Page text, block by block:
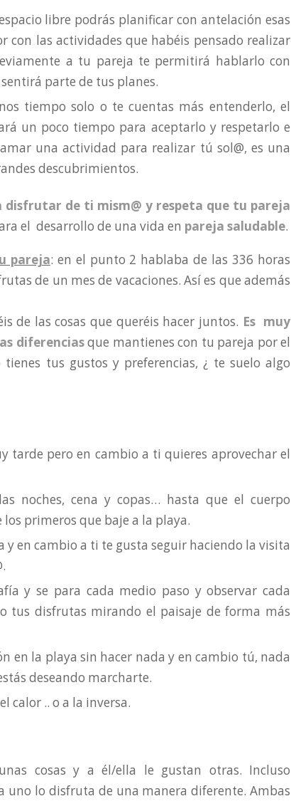
libre podrás planificar con antelación esas
con las actividades que habéis pensado realizar
a tu pareja te permitirá hablarlo con
parte de tus planes.
tiempo solo o te cuentas más entenderlo, el
un poco tiempo para aceptarlo y respetarlo e
una actividad para realizar tú sol@, es una
descubrimientos.
disfrutar de ti mism@ y respeta que tu pareja
el desarrollo de una vida en pareja saludable.
pareja: en el punto 2 hablaba de las 336 horas
de un mes de vacaciones. Así es que además
de las cosas que queréis hacer juntos. Es muy
diferenciasque mantienes con tu pareja por el
tus gustos y preferencias, ¿ te suelo algo
tarde pero en cambio a ti quieres aprovechar el
noches, cena y copas… hasta que el cuerpo
primeros que baje a la playa.
y en cambio a ti te gusta seguir haciendo la visita
y se para cada medio paso y observar cada
tus disfrutas mirando el paisaje de forma más
en la playa sin hacer nada y en cambio tú, nada
deseando marcharte.
calor .. o a la inversa.
cosas y a él/ella le gustan otras. Incluso
uno lo disfruta de una manera diferente. Ambas